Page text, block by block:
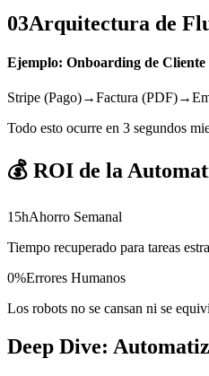
03Arquitectura de
Ejemplo: Onboarding de Cliente
Stripe (Pago)→Factura (PDF)→
Todo esto ocurre en 3 segundos
💰 ROI de la
15hAhorro Semanal
Tiempo recuperado para tareas
0%Errores Humanos
Los robots no se cansan ni se
Deep Dive: